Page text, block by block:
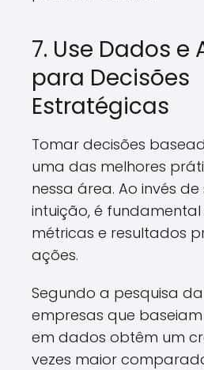
7. Use Dados e
para Decisões
Estratégicas
Tomar decisões
uma das melhores
nessa área. Ao invés
intuição, é
métricas e resultados
ações.
Segundo a pesquisa da
empresas que
em dados obtêm um
vezes maior